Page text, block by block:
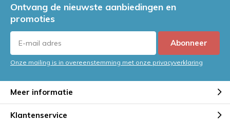
Ontvang de nieuwste aanbiedingen en
promoties
Abonneer
Onze mailing is in overeenstemming met onze privacyverklaring
Meer informatie
Klantenservice